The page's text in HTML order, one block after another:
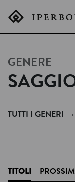
GENERE
TUTTI I GENERI →
TITOLI